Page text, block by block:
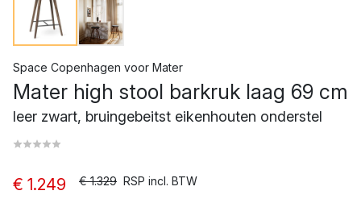
Space Copenhagen voor Mater
Mater high stool barkruk laag 69 cm
leer zwart, bruingebeitst eikenhouten onderstel
€ 1.249 € 1.329 RSP incl. BTW